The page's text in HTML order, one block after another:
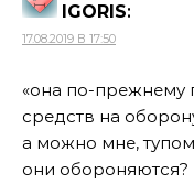
IGORIS:
17.08.2019 В 17:50
«она по-прежнему
средств на
а можно мне,
они обороняются?